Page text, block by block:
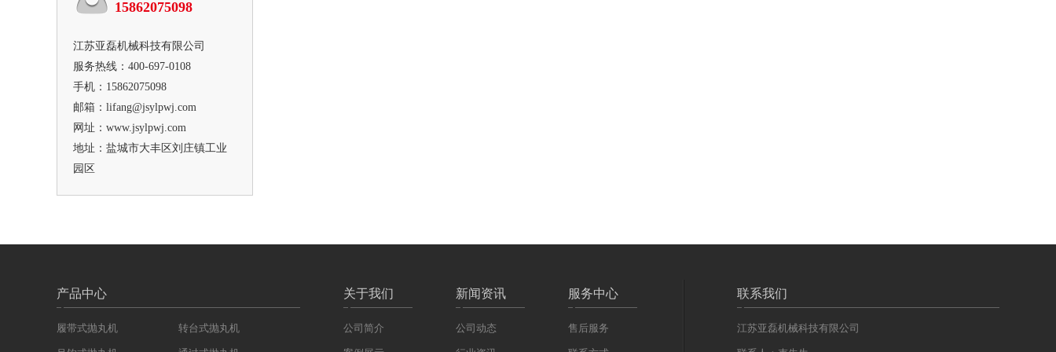
15862075098
江苏亚磊机械科技有限公司
服务热线：400-697-0108
手机：15862075098
邮箱：lifang@jsylpwj.com
网址：www.jsylpwj.com
地址：盐城市大丰区刘庄镇工业
园区
产品中心
履带式抛丸机 转台式抛丸机
关于我们
公司简介
新闻资讯
公司动态
服务中心
售后服务
联系我们
江苏亚磊机械科技有限公司